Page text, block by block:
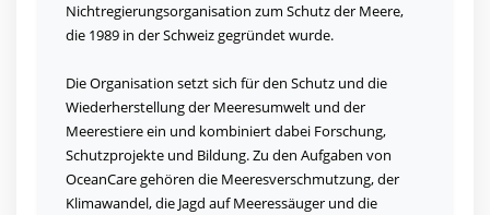
Nichtregierungsorganisation zum Schutz der Meere,
die 1989 in der Schweiz gegründet wurde.
Die Organisation setzt sich für den Schutz und die
Wiederherstellung der Meeresumwelt und der
Meerestiere ein und kombiniert dabei Forschung,
Schutzprojekte und Bildung. Zu den Aufgaben von
OceanCare gehören die Meeresverschmutzung, der
Klimawandel, die Jagd auf Meeressäuger und die